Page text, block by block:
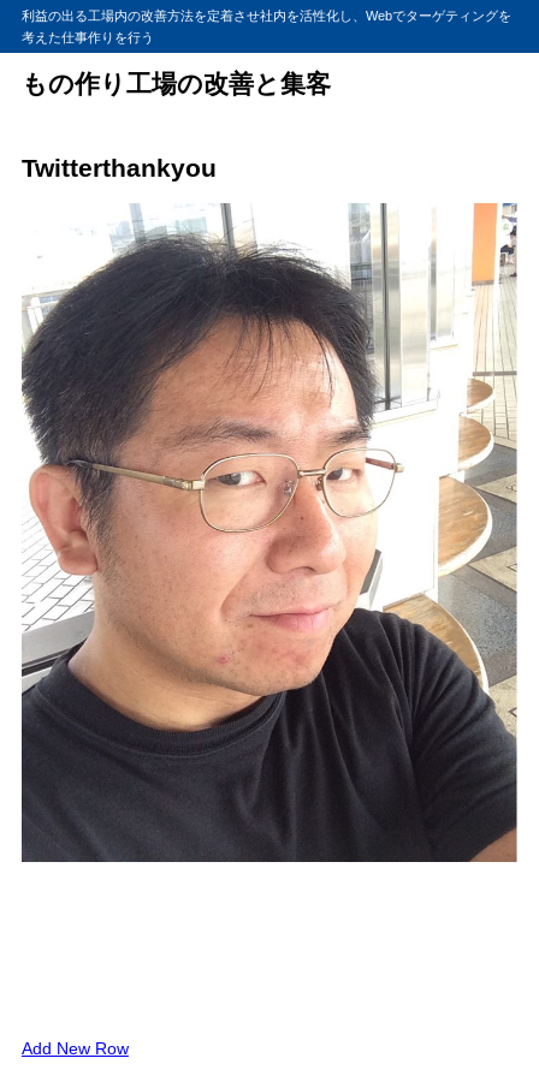
利益の出る工場内の改善方法を定着させ社内を活性化し、Webでターゲティングを
考えた仕事作りを行う
もの作り工場の改善と集客
Twitterthankyou
Add New Row